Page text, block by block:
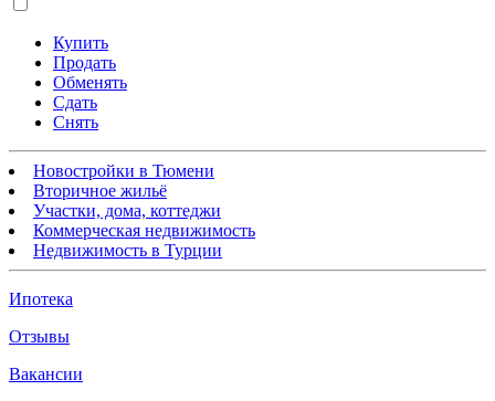
Купить
Продать
Обменять
Сдать
Снять
Новостройки в Тюмени
Вторичное жильё
Участки, дома, коттеджи
Коммерческая недвижимость
Недвижимость в Турции
Ипотека
Отзывы
Вакансии